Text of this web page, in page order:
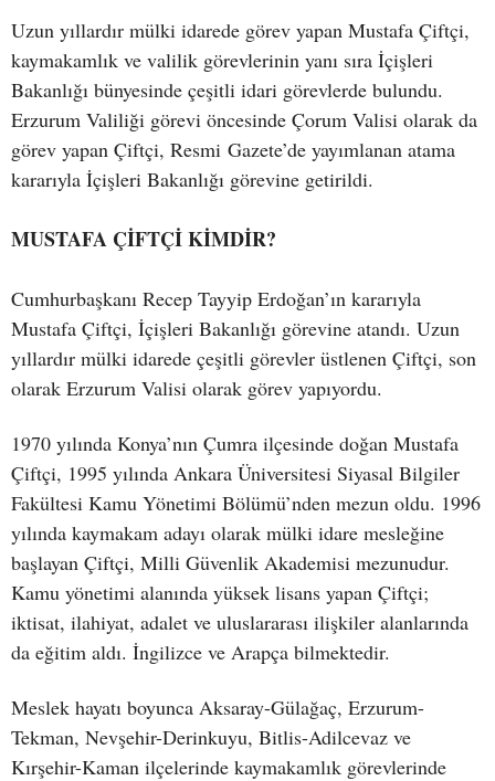
Uzun yıllardır mülki idarede görev yapan Mustafa Çiftçi,
kaymakamlık ve valilik görevlerinin yanı sıra İçişleri
Bakanlığı bünyesinde çeşitli idari görevlerde bulundu.
Erzurum Valiliği görevi öncesinde Çorum Valisi olarak da
görev yapan Çiftçi, Resmi Gazete’de yayımlanan atama
kararıyla İçişleri Bakanlığı görevine getirildi.
MUSTAFA ÇİFTÇİ KİMDİR?
Cumhurbaşkanı Recep Tayyip Erdoğan’ın kararıyla
Mustafa Çiftçi, İçişleri Bakanlığı görevine atandı. Uzun
yıllardır mülki idarede çeşitli görevler üstlenen Çiftçi, son
olarak Erzurum Valisi olarak görev yapıyordu.
1970 yılında Konya’nın Çumra ilçesinde doğan Mustafa
Çiftçi, 1995 yılında Ankara Üniversitesi Siyasal Bilgiler
Fakültesi Kamu Yönetimi Bölümü’nden mezun oldu. 1996
yılında kaymakam adayı olarak mülki idare mesleğine
başlayan Çiftçi, Milli Güvenlik Akademisi mezunudur.
Kamu yönetimi alanında yüksek lisans yapan Çiftçi;
iktisat, ilahiyat, adalet ve uluslararası ilişkiler alanlarında
da eğitim aldı. İngilizce ve Arapça bilmektedir.
Meslek hayatı boyunca Aksaray-Gülağaç, Erzurum-
Tekman, Nevşehir-Derinkuyu, Bitlis-Adilcevaz ve
Kırşehir-Kaman ilçelerinde kaymakamlık görevlerinde